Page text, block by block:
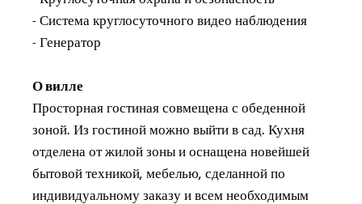
- Система круглосуточного видео наблюдения
- Генератор
О вилле
Просторная гостиная совмещена с обеденной
зоной. Из гостиной можно выйти в сад. Кухня
отделена от жилой зоны и оснащена новейшей
бытовой техникой, мебелью, сделанной по
индивидуальному заказу и всем необходимым